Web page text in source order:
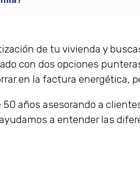
de tu vivienda y
con dos opciones
en la factura energética,
50 años asesorando a
a entender las